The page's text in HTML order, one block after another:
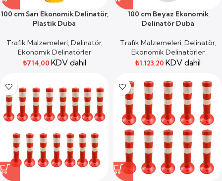
100 cm Sarı Ekonomik Delinatör,
Plastik Duba
Trafik Malzemeleri,Delinatör,
Ekonomik Delinatörler
₺714,00 KDV dahil
100 cm Beyaz Ekonomik
Delinatör Duba
Trafik Malzemeleri,Delinatör,
Ekonomik Delinatörler
₺1.123,20 KDV dahil